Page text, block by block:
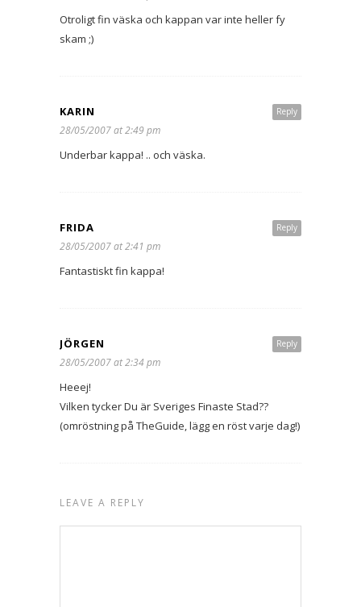
Otroligt fin väska och kappan var inte heller fy
skam ;)
Reply
KARIN
28/05/2007 at 2:49 pm
Underbar kappa! .. och väska.
Reply
FRIDA
28/05/2007 at 2:41 pm
Fantastiskt fin kappa!
Reply
JÖRGEN
28/05/2007 at 2:34 pm
Heeej!
Vilken tycker Du är Sveriges Finaste Stad??
(omröstning på TheGuide, lägg en röst varje dag!)
LEAVE A REPLY